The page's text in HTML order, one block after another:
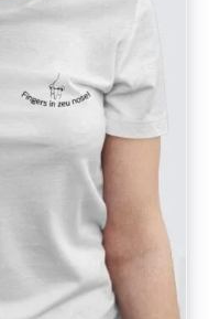
CE
PRODUIT
PLUSIEURS
VARIATIONS.
LES
OPTIONS
PEUVENT